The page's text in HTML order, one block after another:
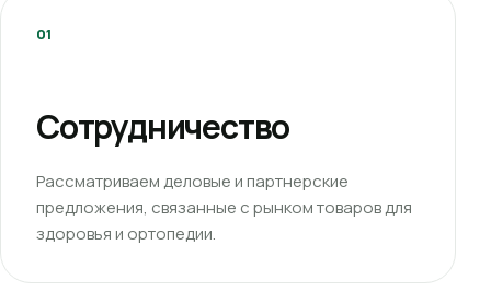
01
Сотрудничество
Рассматриваем деловые и партнерские
предложения, связанные с рынком товаров для
здоровья и ортопедии.